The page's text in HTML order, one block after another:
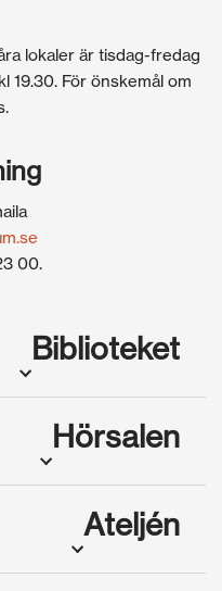
lokaler är tisdag-fredag
19.30. För önskemål om
00.
Biblioteket
Hörsalen
Ateljén